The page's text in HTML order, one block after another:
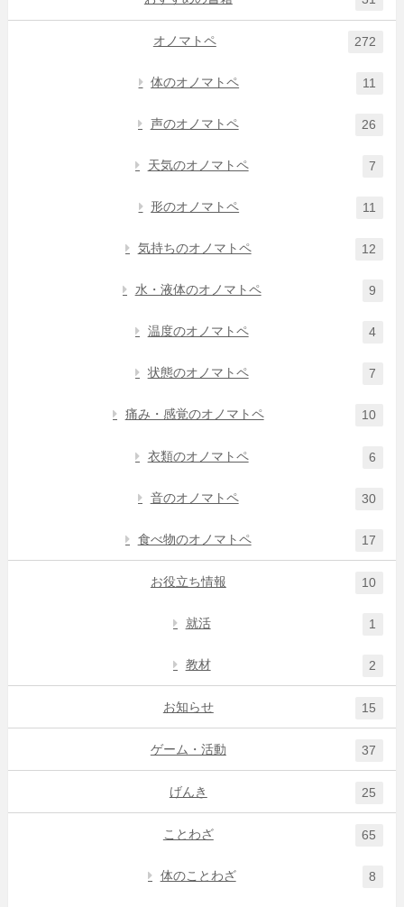
オノマトペ 272
体のオノマトペ 11
声のオノマトペ 26
天気のオノマトペ 7
形のオノマトペ 11
気持ちのオノマトペ 12
水・液体のオノマトペ 9
温度のオノマトペ 4
状態のオノマトペ 7
痛み・感覚のオノマトペ 10
衣類のオノマトペ 6
音のオノマトペ 30
食べ物のオノマトペ 17
お役立ち情報 10
就活 1
教材 2
お知らせ 15
ゲーム・活動 37
げんき 25
ことわざ 65
体のことわざ 8